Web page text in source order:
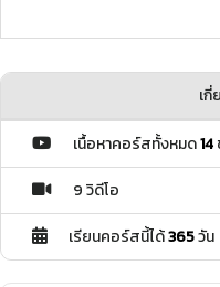
เ
เนื้อหาคอร์สทั้งหมด14
9 วิดีโอ
เรียนคอร์สนี้ได้365วัน